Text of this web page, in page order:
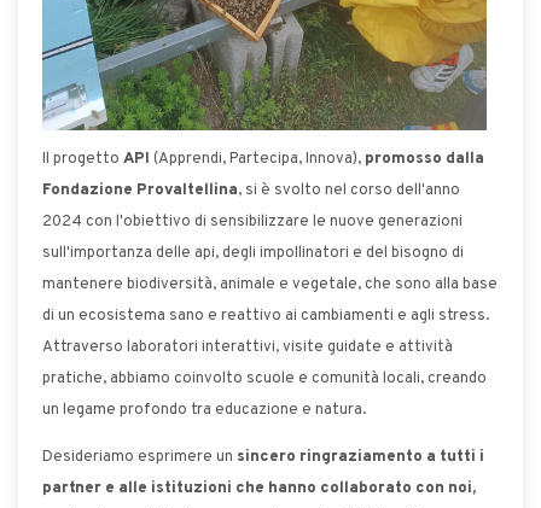
Il progetto API (Apprendi, Partecipa, Innova), promosso dalla
Fondazione Provaltellina, si è svolto nel corso dell'anno
2024 con l'obiettivo di sensibilizzare le nuove generazioni
sull'importanza delle api, degli impollinatori e del bisogno di
mantenere biodiversità, animale e vegetale, che sono alla base
di un ecosistema sano e reattivo ai cambiamenti e agli stress.
Attraverso laboratori interattivi, visite guidate e attività
pratiche, abbiamo coinvolto scuole e comunità locali, creando
un legame profondo tra educazione e natura.
Desideriamo esprimere un sincero ringraziamento a tutti i
partner e alle istituzioni che hanno collaborato con noi,